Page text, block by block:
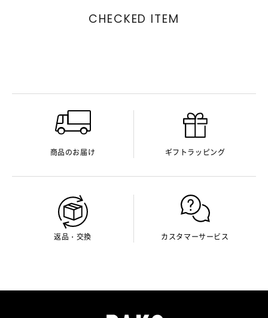
CHECKED ITEM
商品のお届け ギフトラッピング
返品・交換 カスタマーサービス